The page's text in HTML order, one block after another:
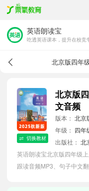
英语朗读宝
吃透英语课本，提升在校竞
北京版四年
切换教材
北京版
文音频
版本： 北京
年级： 四年
出版社： 北
英语朗读宝北京版四年级
跟读音频MP3、句子中文